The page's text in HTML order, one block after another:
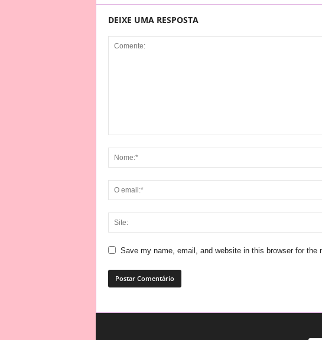
DEIXE UMA RESPOSTA
Save my name, email, and website in this browser for the